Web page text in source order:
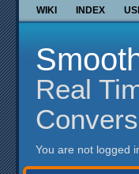
WIKI INDEX
Real
You are not logged